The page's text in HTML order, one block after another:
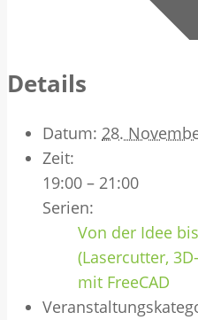
Details
Datum: 28.
Zeit:
19:00 – 21:00
Serien:
Von der Idee
(Lasercutter,
mit FreeCAD